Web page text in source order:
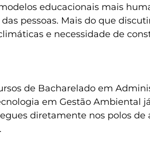
educacionais mais
pessoas. Mais do que
e necessidade de
de Bacharelado em
em Gestão Ambiental
diretamente nos polos